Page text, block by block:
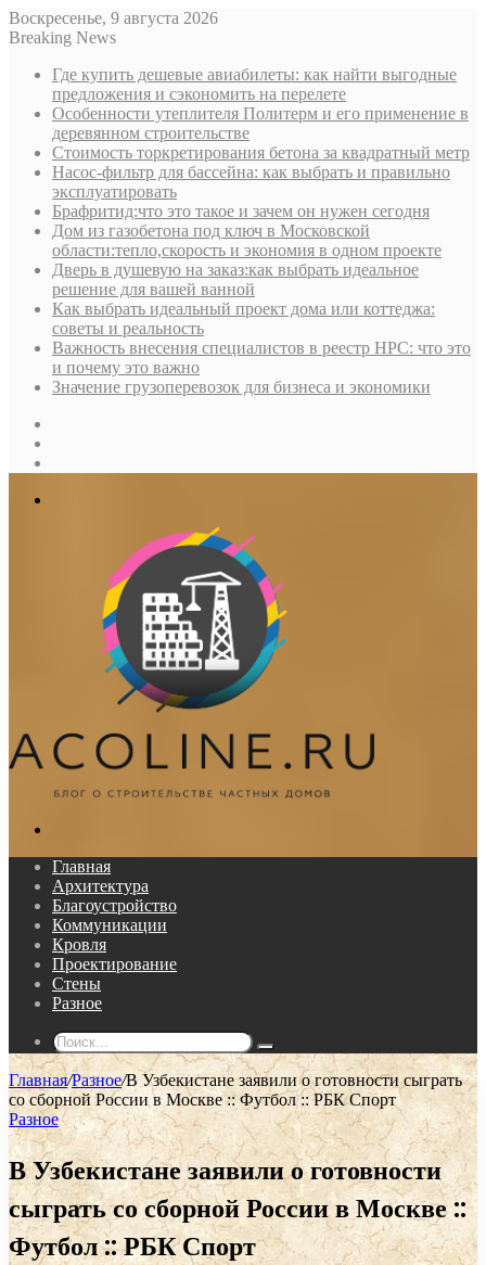
Воскресенье, 9 августа 2026
Breaking News
Где купить дешевые авиабилеты: как найти выгодные
предложения и сэкономить на перелете
Особенности утеплителя Политерм и его применение в
деревянном строительстве
Стоимость торкретирования бетона за квадратный метр
Насос-фильтр для бассейна: как выбрать и правильно
эксплуатировать
Брафритид:что это такое и зачем он нужен сегодня
Дом из газобетона под ключ в Московской
области:тепло,скорость и экономия в одном проекте
Дверь в душевую на заказ:как выбрать идеальное
решение для вашей ванной
Как выбрать идеальный проект дома или коттеджа:
советы и реальность
Важность внесения специалистов в реестр НРС: что это
и почему это важно
Значение грузоперевозок для бизнеса и экономики
Главная
Архитектура
Благоустройство
Коммуникации
Кровля
Проектирование
Стены
Разное
Поиск...
Главная/Разное/В Узбекистане заявили о готовности сыграть
со сборной России в Москве :: Футбол :: РБК Спорт
Разное
В Узбекистане заявили о готовности
сыграть со сборной России в Москве ::
Футбол :: РБК Спорт